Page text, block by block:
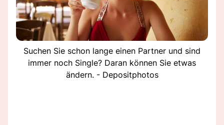
Suchen Sie schon lange einen Partner und sind
immer noch Single? Daran können Sie etwas
ändern. - Depositphotos